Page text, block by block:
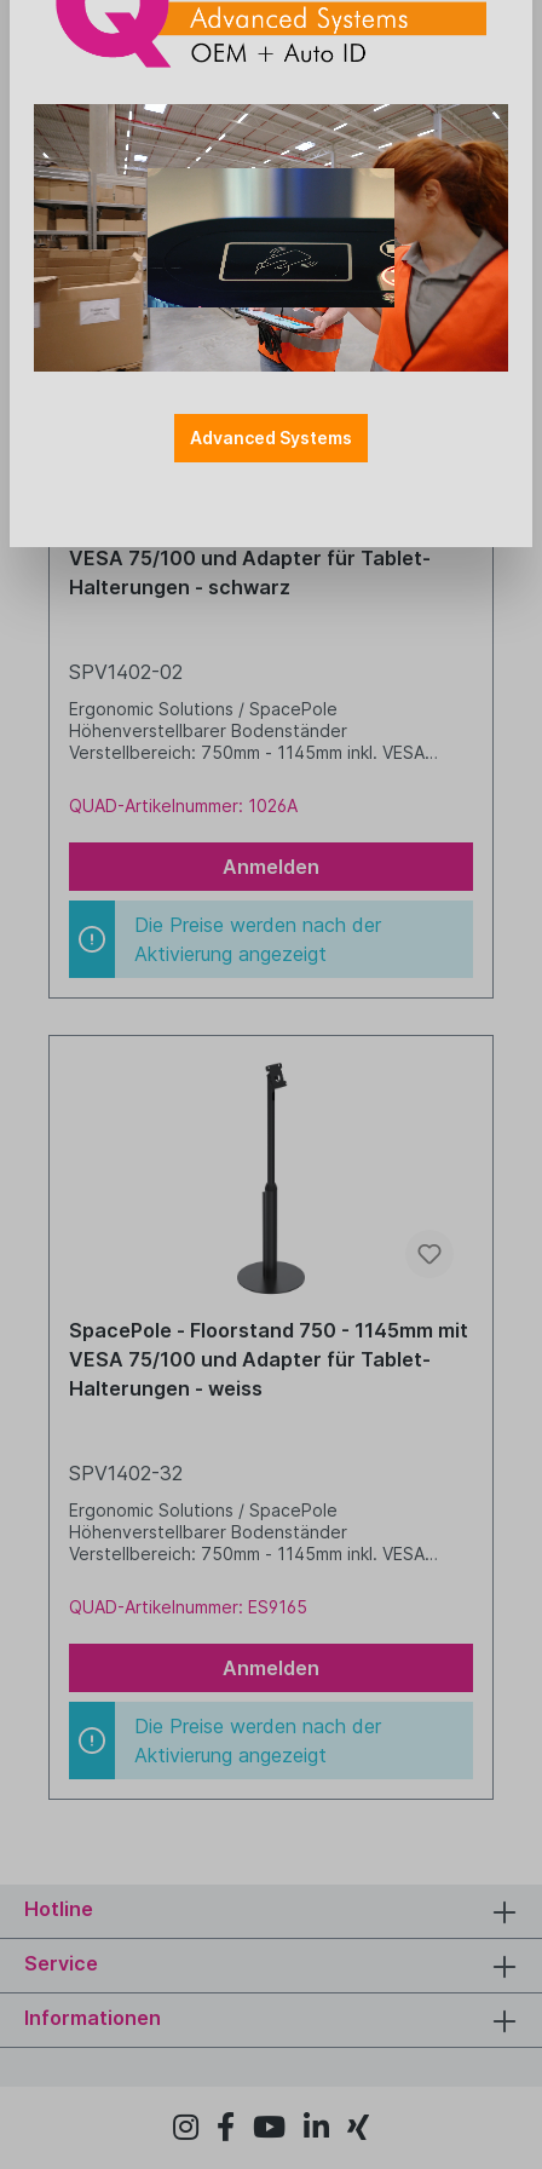
QUAD-Artikelnummer: 1026B
Anmelden
Die Preise werden nach der
Aktivierung angezeigt
VESA 75/100 und Adapter für Tablet-
Halterungen - schwarz
SPV1402-02
Ergonomic Solutions / SpacePole
Höhenverstellbarer Bodenständer
Verstellbereich: 750mm - 1145mm inkl. VESA
Halterungen Stellfläche: 360mm Farbe: schwarz
QUAD-Artikelnummer: 1026A
Anmelden
Die Preise werden nach der
Aktivierung angezeigt
SpacePole - Floorstand 750 - 1145mm mit
VESA 75/100 und Adapter für Tablet-
Halterungen - weiss
SPV1402-32
Ergonomic Solutions / SpacePole
Höhenverstellbarer Bodenständer
Verstellbereich: 750mm - 1145mm inkl. VESA
Halterungen Stellfläche: 360mm Farbe: weiss
QUAD-Artikelnummer: ES9165
Anmelden
Die Preise werden nach der
Aktivierung angezeigt
Hotline
Service
Informationen
Advanced Systems